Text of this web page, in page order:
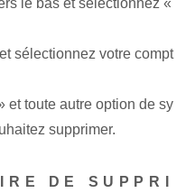
le bas et sélectionnez «
sélectionnez votre compt
et toute autre option de sy
supprimer.
DE SUPPRI